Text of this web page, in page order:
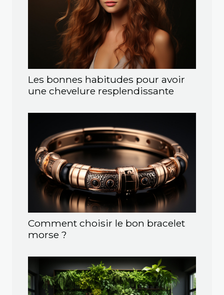
Les bonnes habitudes pour avoir
une chevelure resplendissante
Comment choisir le bon bracelet
morse ?